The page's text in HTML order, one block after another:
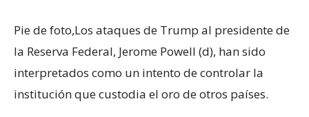
Pie de foto,Los ataques de Trump al presidente de
la Reserva Federal, Jerome Powell (d), han sido
interpretados como un intento de controlar la
institución que custodia el oro de otros países.